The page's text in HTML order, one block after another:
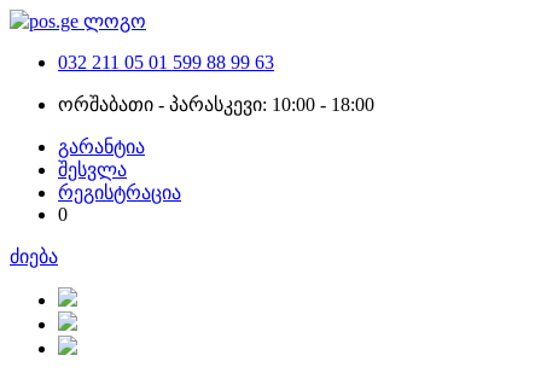
032 211 05 01 599 88 99 63
ორშაბათი - პარასკევი: 10:00 - 18:00
გარანტია
შესვლა
რეგისტრაცია
0
ძიება